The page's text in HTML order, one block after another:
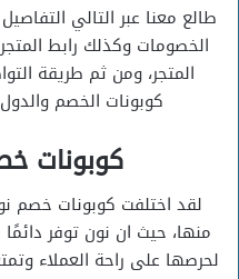
الخصومات وكذلك رابط
المتجر، ومن ثم طريقة
كوبونات الخصم والدول
كوبونات خصم
لقد اختلفت كوبونات خصم
منها، حيث ان نون توفر
لحرصها على راحة العملاء